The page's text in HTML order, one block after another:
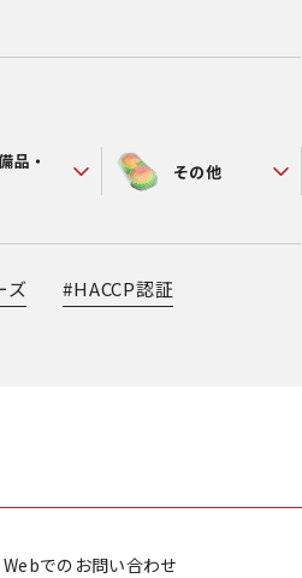
品・
その他
ズ #HACCP認証
Webでのお問い合わせ